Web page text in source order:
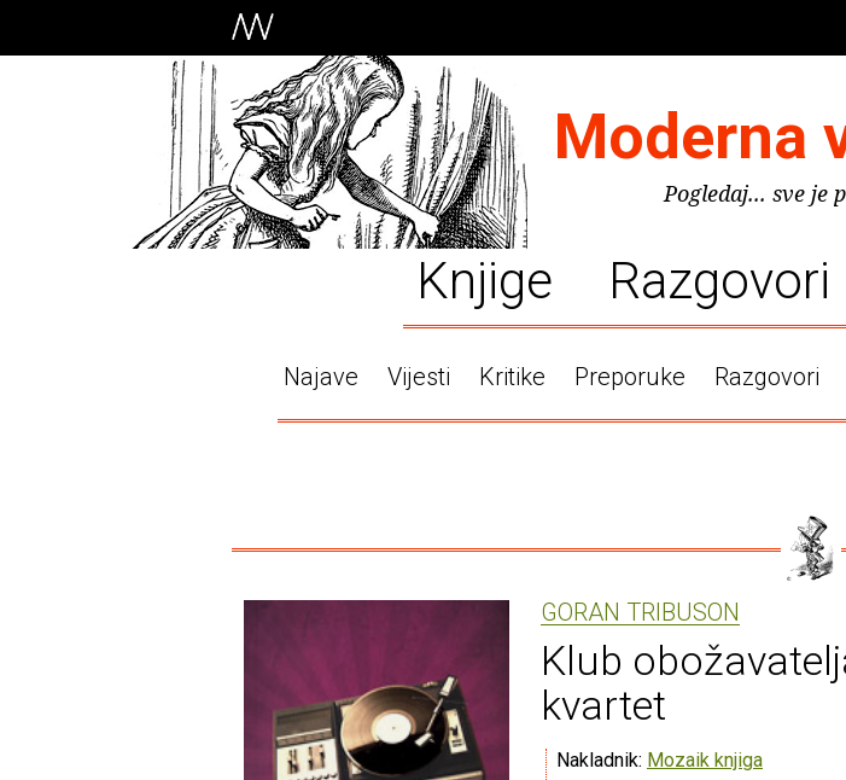
Moderna
Pogledaj... sve je
Knjige Razgovori
Najave Vijesti Kritike Preporuke Razgovori
GORAN TRIBUSON
Klub
kvartet
Nakladnik: Mozaik knjiga